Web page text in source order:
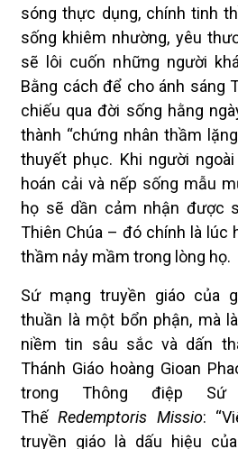
sóng thực dụng, chính tinh
sống khiêm nhường, yêu
sẽ lôi cuốn những người
Bằng cách để cho ánh sáng
chiếu qua đời sống hằng
thành “chứng nhân thầm
thuyết phục. Khi người
hoán cải và nếp sống mẫu
họ sẽ dần cảm nhận được
Thiên Chúa – đó chính là lúc
thầm nảy mầm trong lòng họ.
Sứ mạng truyền giáo của
thuần là một bổn phận, mà
niềm tin sâu sắc và dấn
Thánh Giáo hoàng Gioan
trong Thông điệp
ThếRedemptoris Missio:
truyền giáo là dấu hiệu